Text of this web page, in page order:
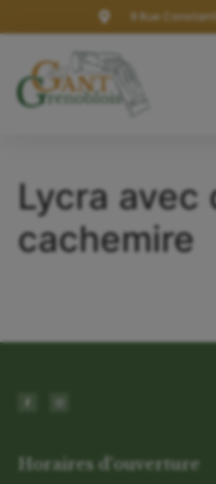
9 Rue
Lycra avec
cachemire
Horaires d'ouverture